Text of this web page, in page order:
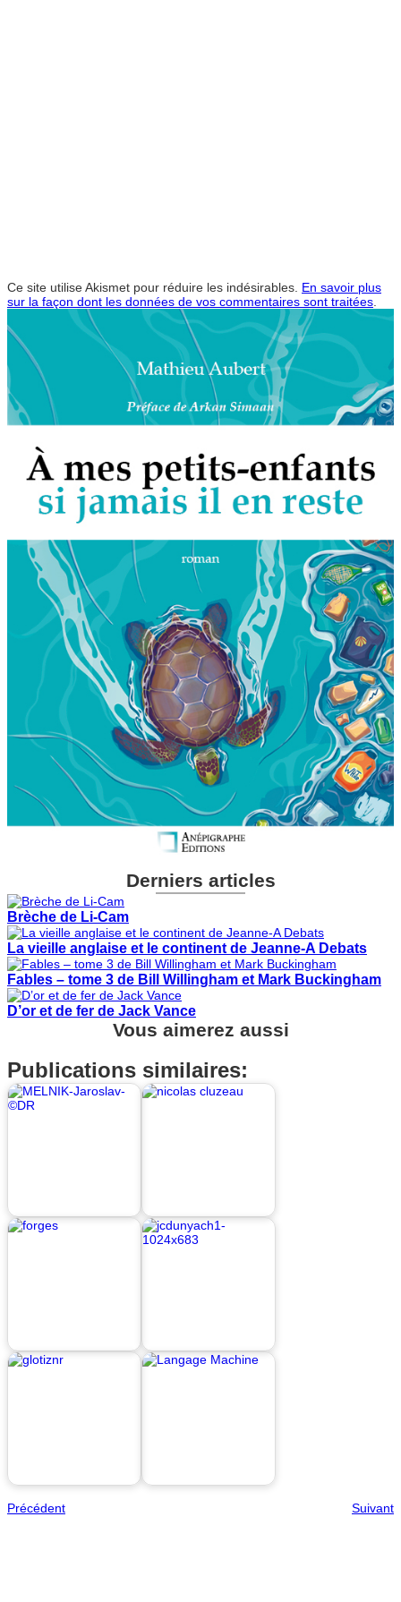
Ce site utilise Akismet pour réduire les indésirables. En savoir plus
sur la façon dont les données de vos commentaires sont traitées
Derniers articles
Brèche de Li-Cam
La vieille anglaise et le continent de Jeanne-A Debats
Fables – tome 3 de Bill Willingham et Mark Buckingham
D’or et de fer de Jack Vance
Vous aimerez aussi
Publications similaires:
Précédent Suivant